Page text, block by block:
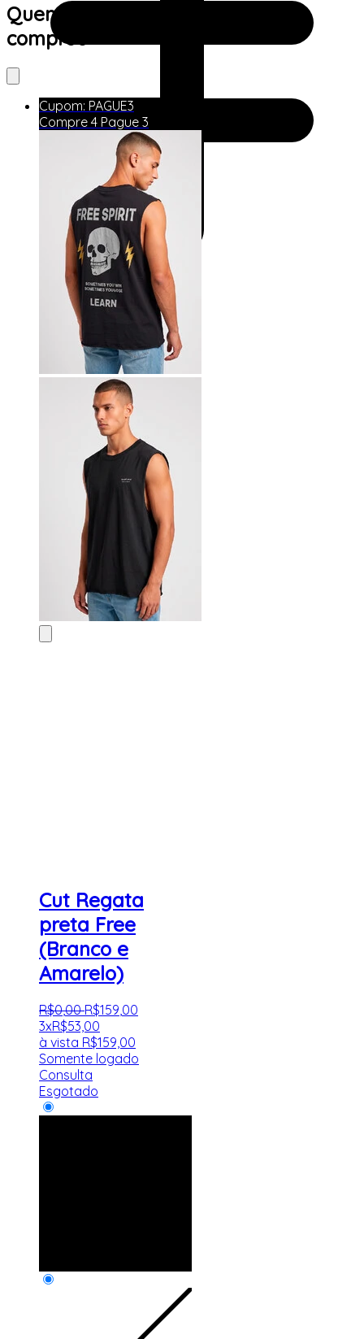
Quem viu este produto também
comprou
Cut Regata
preta Free
(Branco e
Amarelo)
R$0,00 R$159 00
3xR$53,00
à vista R$159,00
Somente logado
Consulta
Esgotado